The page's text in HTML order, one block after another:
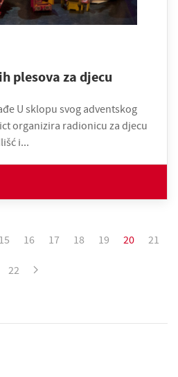
plesova za djecu
U sklopu svog adventskog
organizira radionicu za djecu
i...
15 16 17 18 19 20 21
22